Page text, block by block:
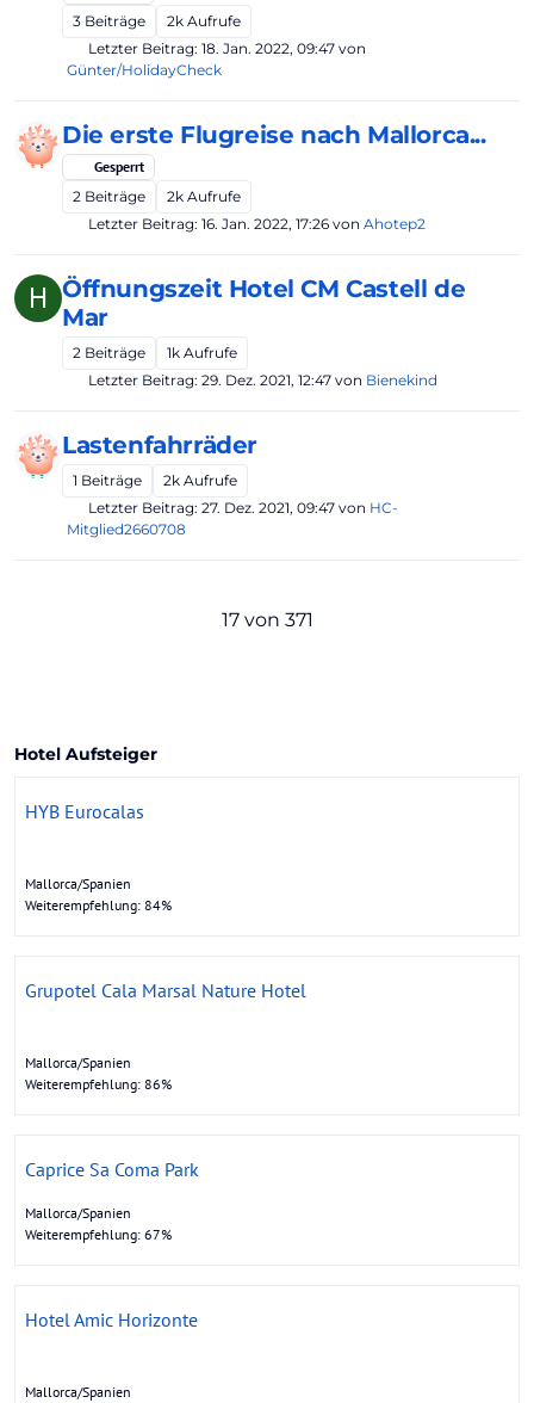
3 Beiträge 2k Aufrufe
Letzter Beitrag: 18. Jan. 2022, 09:47 von
Günter/HolidayCheck
Die erste Flugreise nach Mallorca...
Gesperrt
2 Beiträge 2k Aufrufe
Letzter Beitrag: 16. Jan. 2022, 17:26 von Ahotep2
H Öffnungszeit Hotel CM Castell de
Mar
2 Beiträge 1k Aufrufe
Letzter Beitrag: 29. Dez. 2021, 12:47 von Bienekind
Lastenfahrräder
1 Beiträge 2k Aufrufe
Letzter Beitrag: 27. Dez. 2021, 09:47 von HC-
Mitglied2660708
17 von 371
Hotel Aufsteiger
HYB Eurocalas
Mallorca/Spanien
Weiterempfehlung: 84%
Grupotel Cala Marsal Nature Hotel
Mallorca/Spanien
Weiterempfehlung: 86%
Caprice Sa Coma Park
Mallorca/Spanien
Weiterempfehlung: 67%
Hotel Amic Horizonte
Mallorca/Spanien